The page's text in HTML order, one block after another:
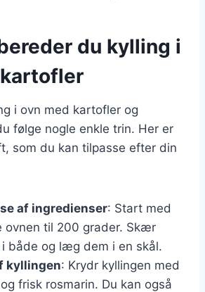
du kylling i
i ovn med kartofler og
følge nogle enkle trin. Her er
som du kan tilpasse efter din
af ingredienser: Start med
ovnen til 200 grader. Skær
både og læg dem i en skål.
kyllingen: Krydr kyllingen med
frisk rosmarin. Du kan også